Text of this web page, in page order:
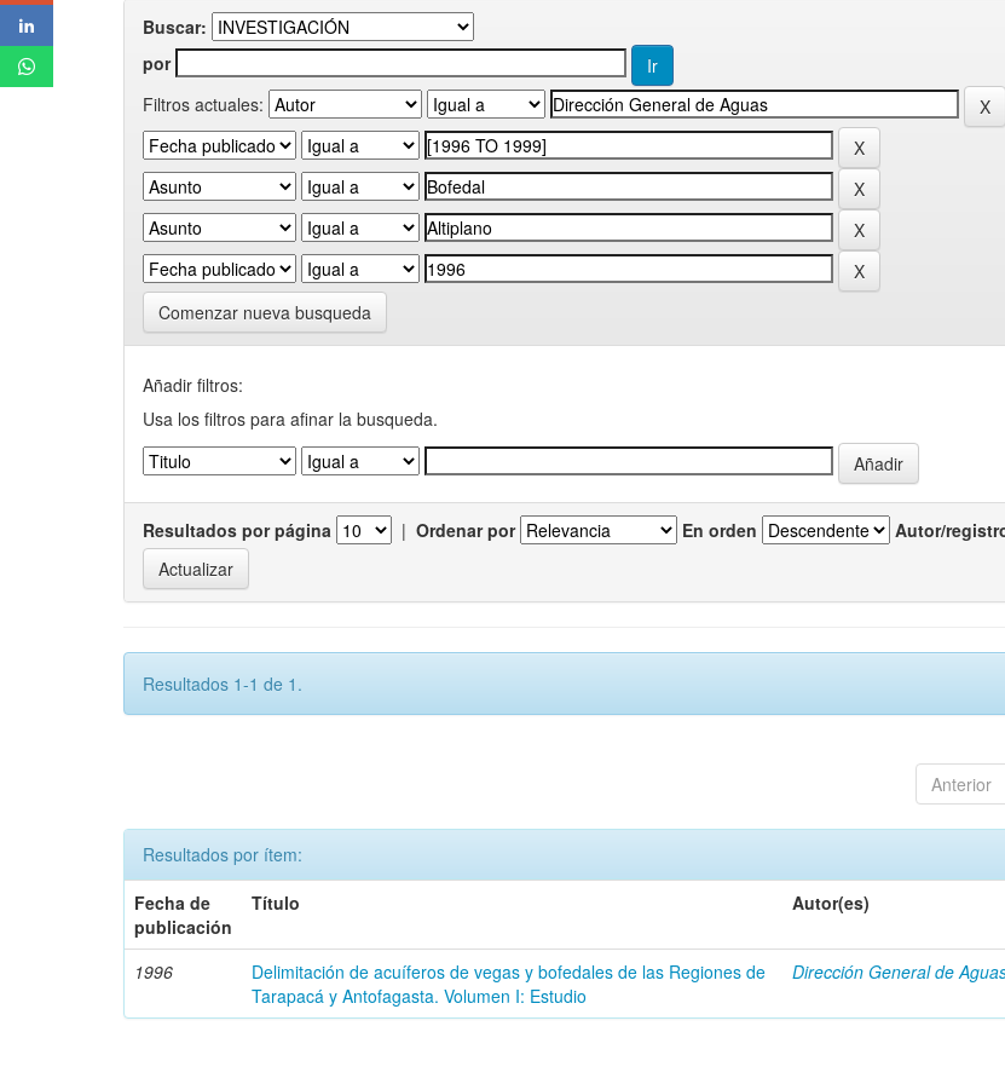
Buscar:
por
Filtros actuales:
Comenzar nueva busqueda
Añadir filtros:
Usa los filtros para afinar la busqueda.
Resultados por página | Ordenar por En orden Autor/
Resultados 1-1 de 1.
Anterior
Resultados por ítem:
Fecha de
publicación
Título Autor(es)
1996
Delimitación de acuíferos de vegas y bofedales de las Regiones de
Tarapacá y Antofagasta. Volumen I: Estudio
Dirección General de